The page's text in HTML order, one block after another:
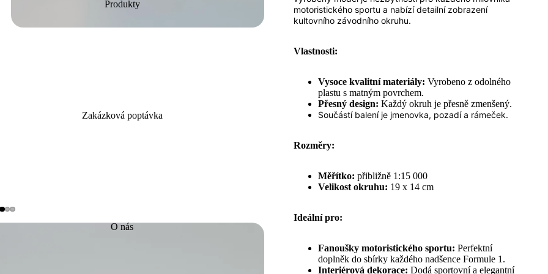
Produkty
Zakázková poptávka
O nás
motoristického sportu a nabízí detailní zobrazení
kultovního závodního okruhu.
Vlastnosti:
Vysoce kvalitní materiály: Vyrobeno z odolného
plastu s matným povrchem.
Přesný design: Každý okruh je přesně zmenšený.
Součástí balení je jmenovka, pozadí a rámeček.
Rozměry:
Měřítko: přibližně 1:15 000
Velikost okruhu: 19 x 14 cm
Ideální pro:
Fanoušky motoristického sportu: Perfektní
doplněk do sbírky každého nadšence Formule 1.
Interiérová dekorace: Dodá sportovní a elegantní